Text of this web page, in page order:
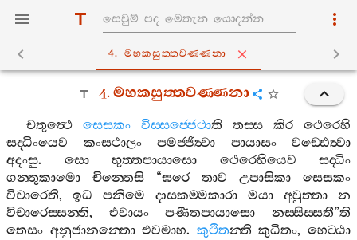
4. මහකසුත‍්තවණ‍්ණනා
4.මහකසුත‍්තවණ‍්ණනා
චතුත්‍ථෙ සෙසකං විස‍්සජ‍්ජෙථාති තස‍්ස කිර
ථෙරෙහි
සද‍්ධිංයෙව
කංසථාලං පමජ‍්ජිත්‍වා පායාසං
වඩ‍්ඪෙත්‍වා
අදංසු. සො භුත‍්තපායාසො ථෙරෙහියෙව
සද‍්ධිං
ගන‍්තුකාමො
චින‍්තෙසි “ඝරෙ තාව උපාසිකා
සෙසකං
විචාරෙති, ඉධ පනිමෙ දාසකම‍්මකාරා මයා අවුත‍්තා
න
විචාරෙස‍්සන‍්ති, එවායං පණීතපායාසො නස‍්සිස‍්සතී”ති
තෙසං අනුජානන‍්තො එවමාහ. කුථිතන‍්ති කුධිතං,හෙට‍්ඨා